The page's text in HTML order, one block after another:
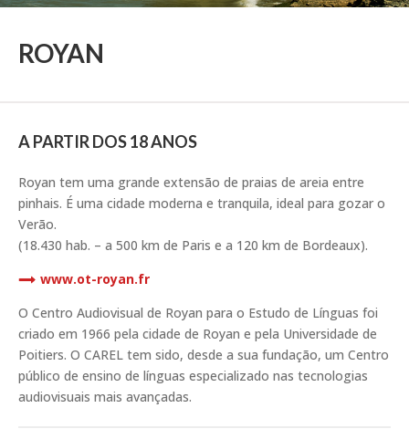
ROYAN
A PARTIR DOS 18 ANOS
Royan tem uma grande extensão de praias de areia entre
pinhais. É uma cidade moderna e tranquila, ideal para gozar o
Verão.
(18.430 hab. – a 500 km de Paris e a 120 km de Bordeaux).
www.ot-royan.fr
O Centro Audiovisual de Royan para o Estudo de Línguas foi
criado em 1966 pela cidade de Royan e pela Universidade de
Poitiers. O CAREL tem sido, desde a sua fundação, um Centro
público de ensino de línguas especializado nas tecnologias
audiovisuais mais avançadas.